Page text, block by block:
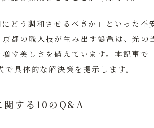
どう調和させるべきか」といった不
都の職人技が生み出す鶴亀は、光の
す美しさを備えています。本記事で
具体的な解決策を提示します。
関する10のQ&A